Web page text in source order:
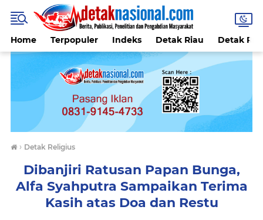
Home Terpopuler Indeks Detak Riau Detak
› Detak Religius
Dibanjiri Ratusan Papan Bunga,
Alfa Syahputra Sampaikan Terima
Kasih atas Doa dan Restu